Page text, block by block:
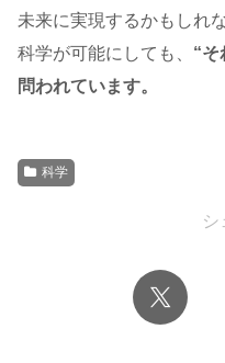
未来に実現するかもしれ
科学が可能にしても、 “そ
問われています。
科学
シ